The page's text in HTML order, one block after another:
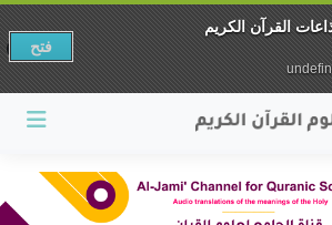
القرآن الكريم
فتح